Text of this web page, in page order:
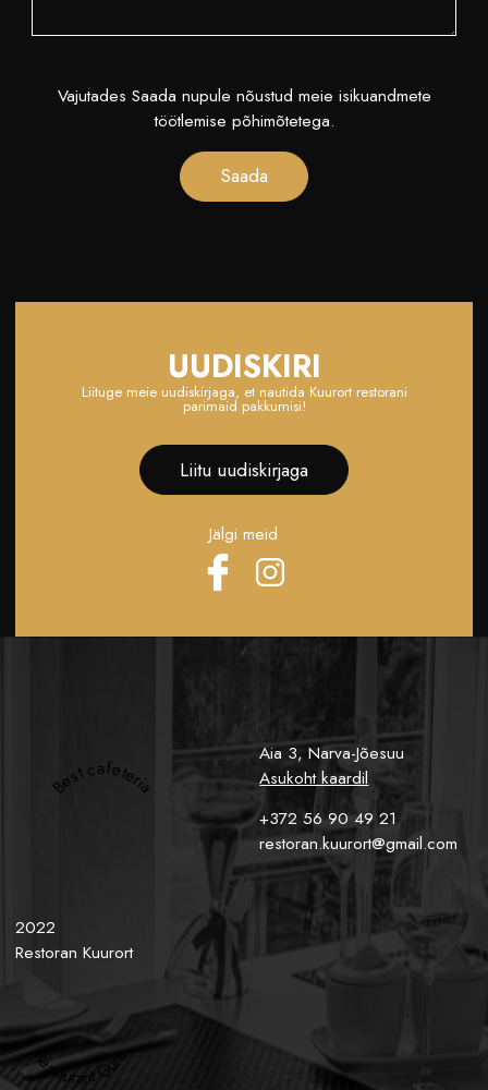
Vajutades Saada nupule nõustud meie isikuandmete
töötlemise põhimõtetega.
UUDISKIRI
Liituge meie uudiskirjaga, et nautida Kuurort restorani
parimaid pakkumisi!
Liitu uudiskirjaga
Jälgi meid
Best cafeteria
2022
Restoran Kuurort
Restaurant Guru
Aia 3, Narva-Jõesuu
Asukoht kaardil
+372 56 90 49 21
restoran.kuurort@gmail.com